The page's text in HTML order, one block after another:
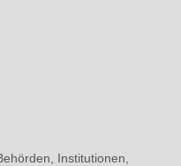
Institutionen,